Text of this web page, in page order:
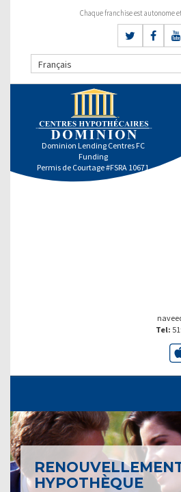
Chaque franchise est autonome
Français
Dominion Lending Centres FC
Funding
Permis de Courtage #FSRA 10671
Tel:
HYPOTHÈQUE